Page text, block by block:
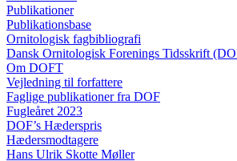
Publikationer
Publikationsbase
Ornitologisk fagbibliografi
Dansk Ornitologisk Forenings Tidsskrift
Om DOFT
Vejledning til forfattere
Faglige publikationer fra DOF
Fugleåret 2023
DOF’s Hæderspris
Hædersmodtagere
Hans Ulrik Skotte Møller